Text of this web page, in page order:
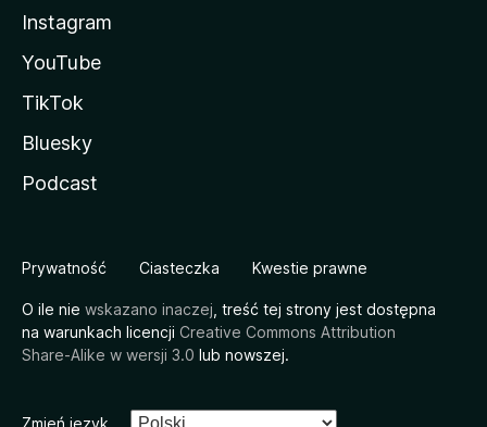
Instagram
YouTube
TikTok
Bluesky
Podcast
Prywatność Ciasteczka Kwestie prawne
O ile nie wskazano inaczej , treść tej strony jest dostępna
na warunkach licencji Creative Commons Attribution
Share-Alike w wersji 3.0 lub nowszej.
Zmień język